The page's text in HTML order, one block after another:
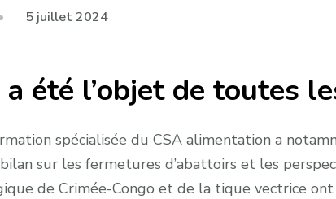
5 juillet 2024
a été l’objet de toutes
spécialisée du CSA alimentation a
sur les fermetures d’abattoirs et les
de Crimée-Congo et de la tique vectrice